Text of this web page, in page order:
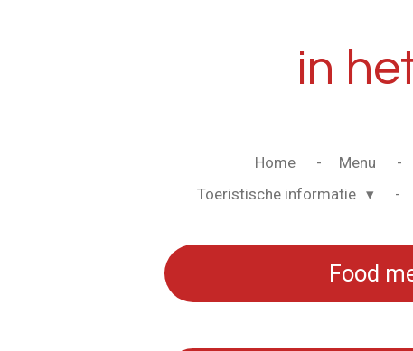
in
Home Menu
Toeristische informatie
Food